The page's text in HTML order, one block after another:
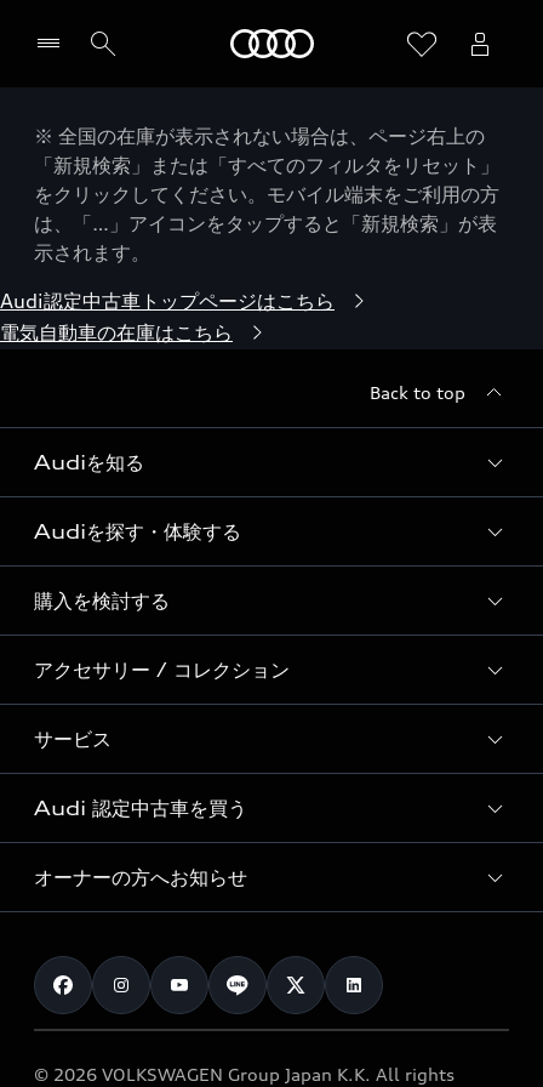
※ 全国の在庫が表示されない場合は、ページ右上の
「新規検索」または「すべてのフィルタをリセット」
をクリックしてください。モバイル端末をご利用の方
は、「…」アイコンをタップすると「新規検索」が表
示されます。
Audi認定中古車トップページはこちら
電気自動車の在庫はこちら
Back to top
Audiを知る
Audi ブランド
Story of Progress
Audi Sport
Formula 1®
デジタルサービス
Audiを探す・体験する
ディーラー検索
新車在庫検索
試乗車・展示車検索
見積り依頼
試乗予約
購入を検討する
モデル一覧
特別仕様モデル / 限定モデル
e-tronラインアップ
価格シミュレーション
車両比較
カタログ一覧
アクセサリー / コレクション
純正アクセサリー
オンラインショップ
Audi collection
アウディナビアプリ
サービス
サービス入庫予約
サービスプログラム
メンテナンス
車検 / 定期点検
e-tronアフターサポート
Audi 認定中古車を買う
Audi認定中古車
クオリティ
保証
メンテナンス
オーナーの方へお知らせ
お知らせ
オーナー様向けキャンペーン
© 2026 VOLKSWAGEN Group Japan K.K. All rights